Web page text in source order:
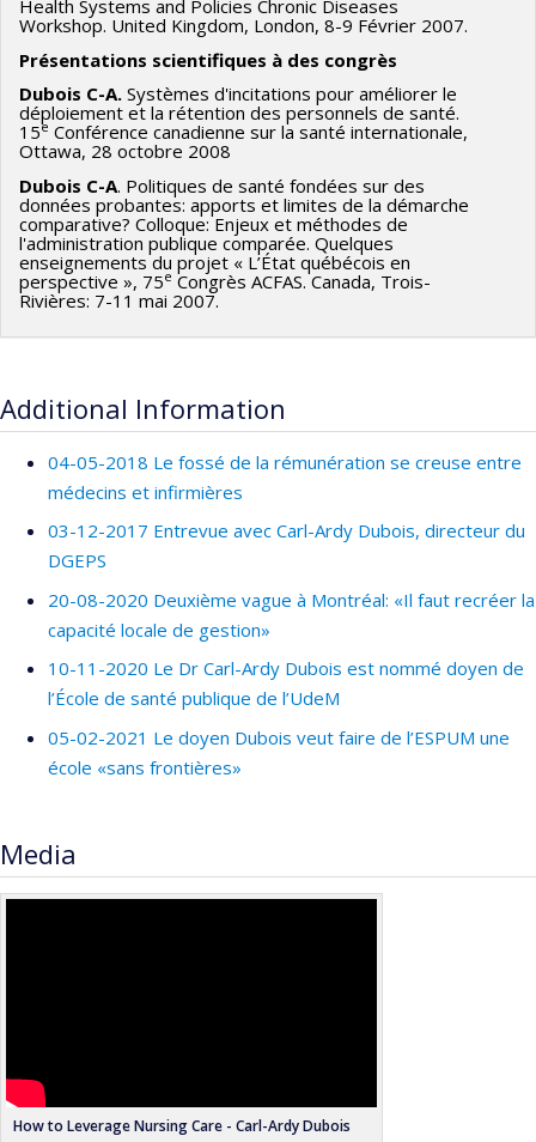
Health Systems and Policies Chronic Diseases
Workshop. United Kingdom, London, 8-9 Février 2007.
Présentations scientifiques à des congrès
Dubois C-A. Systèmes d'incitations pour améliorer le
déploiement et la rétention des personnels de santé.
15e Conférence canadienne sur la santé internationale,
Ottawa, 28 octobre 2008
Dubois C-A. Politiques de santé fondées sur des
données probantes: apports et limites de la démarche
comparative? Colloque: Enjeux et méthodes de
l'administration publique comparée. Quelques
enseignements du projet « L’État québécois en
perspective », 75e Congrès ACFAS. Canada, Trois-
Rivières: 7-11 mai 2007.
Additional Information
04-05-2018 Le fossé de la rémunération se creuse entre
médecins et infirmières
03-12-2017 Entrevue avec Carl-Ardy Dubois, directeur du
DGEPS
20-08-2020 Deuxième vague à Montréal: «Il faut recréer la
capacité locale de gestion»
10-11-2020 Le Dr Carl-Ardy Dubois est nommé doyen de
l’École de santé publique de l’UdeM
05-02-2021 Le doyen Dubois veut faire de l’ESPUM une
école «sans frontières»
Media
How to Leverage Nursing Care - Carl-Ardy Dubois